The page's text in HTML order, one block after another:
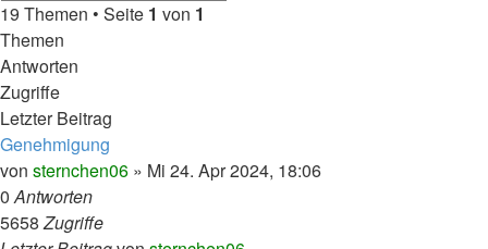
19 Themen • Seite 1 von 1
Themen
Antworten
Zugriffe
Letzter Beitrag
Genehmigung
von sternchen06 » Mi 24. Apr 2024, 18:06
0Antworten
5658Zugriffe